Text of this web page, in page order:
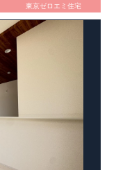
東京ゼロエミ住宅